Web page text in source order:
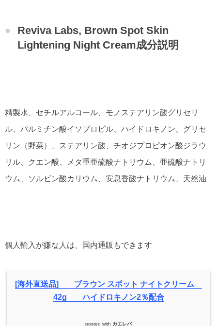
Reviva Labs, Brown Spot Skin
Lightening Night Cream成分説明
精製水、セチルアルコール、モノステアリン酸グリセリ
ル、パルミチン酸イソプロピル、ハイドロキノン、グリセ
リン（野菜）、ステアリン酸、チオジプロピオン酸ジラウ
リル、クエン酸、メタ重亜硫酸ナトリウム、亜硫酸ナトリ
ウム、ソルビン酸カリウム、安息香酸ナトリウム、天然油
個人輸入が嫌な人は、国内通販もできます
[海外直送品] ブラウン スポット ナイトクリーム
42g ハイドロキノン2％配合
posted with カエレバ